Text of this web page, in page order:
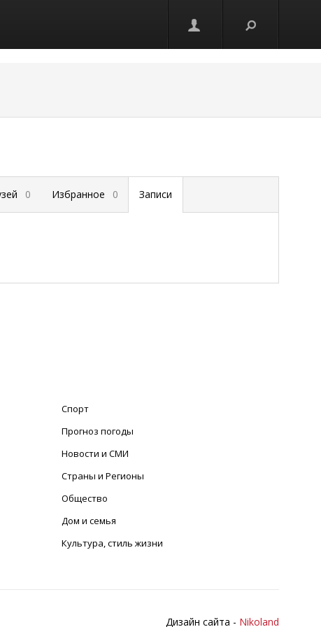
0 Избранное 0 Записи
Спорт
Прогноз погоды
Новости и СМИ
Страны и Регионы
Общество
Дом и семья
Культура, стиль жизни
Дизайн сайта - Nikoland